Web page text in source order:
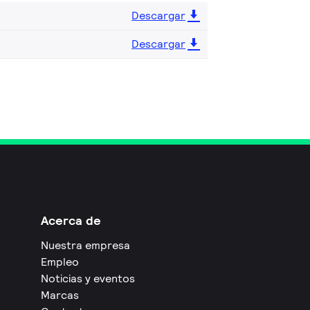
Descargar
Descargar
Acerca de
Nuestra empresa
Empleo
Noticias y eventos
Marcas